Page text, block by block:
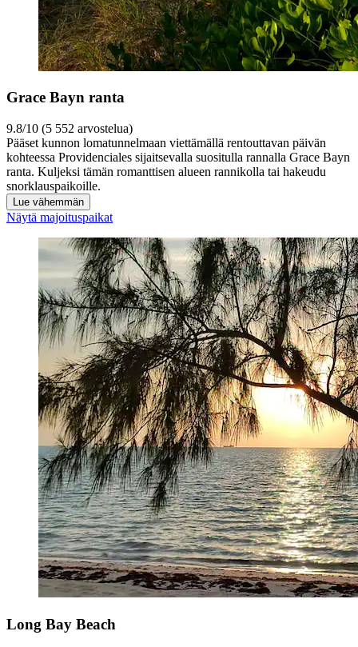
Grace Bayn ranta
9.8/10 (5 552 arvostelua)
Pääset kunnon lomatunnelmaan viettämällä rentouttavan päivän
kohteessa Providenciales sijaitsevalla suositulla rannalla Grace Bayn
ranta. Kuljeksi tämän romanttisen alueen rannikolla tai hakeudu
snorklauspaikoille.
Lue vähemmän
Näytä majoituspaikat
Long Bay Beach